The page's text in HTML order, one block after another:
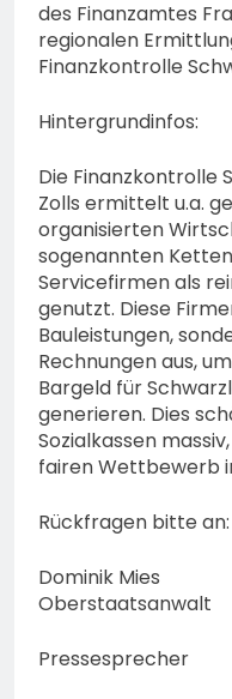
des Finanzamtes
regionalen
Finanzkontrolle
Hintergrundinfos:
Die Finanzkontrolle
Zolls ermittelt u.a.
organisierten
sogenannten
Servicefirmen als
genutzt. Diese
Bauleistungen,
Rechnungen aus,
Bargeld für
generieren. Dies
Sozialkassen
fairen Wettbewerb
Rückfragen bitte an:
Dominik Mies
Oberstaatsanwalt
Pressesprecher